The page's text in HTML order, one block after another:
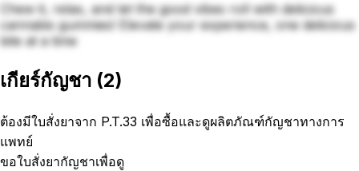
Chew it, relax, and let the good vibes roll with delicious
cannabis gummies! Elevate your experience, one delicious
bite at a time
เกียร์กัญชา (2)
ต้องมีใบสั่งยาจาก P.T.33 เพื่อซื้อและดูผลิตภัณฑ์กัญชาทางการ
แพทย์
ขอใบสั่งยากัญชาเพื่อดู